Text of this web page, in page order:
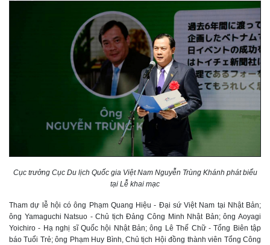
Cục trưởng Cục Du lịch Quốc gia Việt Nam Nguyễn Trùng Khánh phát biểu
tại Lễ khai mạc
Tham dự lễ hội có ông Phạm Quang Hiệu - Đại sứ Việt Nam tại Nhật Bản;
ông Yamaguchi Natsuo - Chủ tịch Đảng Công Minh Nhật Bản; ông Aoyagi
Yoichiro - Hạ nghị sĩ Quốc hội Nhật Bản; ông Lê Thế Chữ - Tổng Biên tập
báo Tuổi Trẻ; ông Phạm Huy Bình, Chủ tịch Hội đồng thành viên Tổng Công